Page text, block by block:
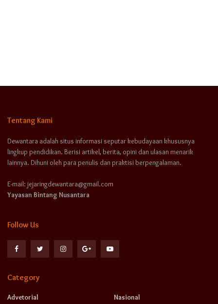
Tentang Kami
Dewantara adalah situs informasi seputar kebudayaan khususnya
lingkup pendidikan. Berisi artikel, berita, opini dan ulasan menarik
lainnya. Dihuni oleh para penulis dan praktisi berpengalaman.
E-mail: jejaringdewantara@gmail.com
Yayasan Bintang Nusantara
Follow Us
Category
Advetorial
Nasional